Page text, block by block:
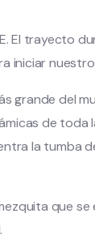
El trayecto
iniciar
grande del
de toda
la tumba
que